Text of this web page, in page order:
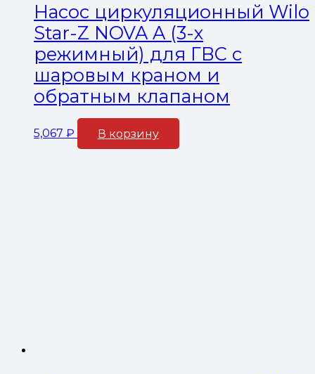
Насос циркуляционный Wilo
Star-Z NOVA A (3-х
режимный) для ГВС с
шаровым краном и
обратным клапаном
5,067 ₽ В корзину